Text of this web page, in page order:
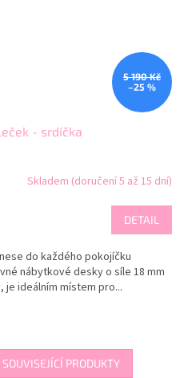
5 190 Kč
–25 %
- srdíčka
Skladem (doručení 5 až 15 dní)
DETAIL
do každého pokojíčku
nábytkové desky o síle 18 mm
ideálním místem pro...
PRODUKTY